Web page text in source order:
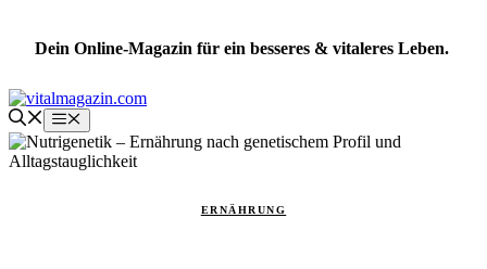
springen
Dein Online-Magazin für ein besseres & vitaleres Leben.
Menü
ERNÄHRUNG